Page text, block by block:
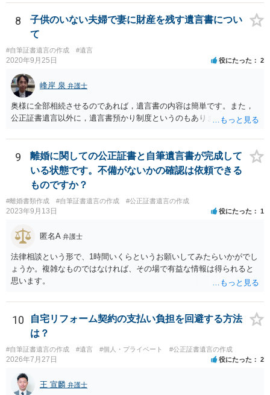
投資信託は他の相続人にというような分け方をするのか等について
は、相続人間で遺産分割協議により決める必要があります）。
8
子供のいない夫婦で妻に財産を残す遺言書につい
て
#自筆証書遺言の作成 #遺言
2020年9月25日 役にたった 2
峰岸 泉 弁護士
奥様に全部相続させるのであれば，遺言書の内容は簡単です。また，
公正証書遺言以外に，遺言書預かり制度というのもあります。
9
離婚に関しての公正証書と自筆遺言書が完成して
いる状態です。不備がないかの確認は依頼できる
ものですか？
#離婚書類作成 #自筆証書遺言の作成 #公正証書遺言の作成
2023年9月13日 役にたった 1
匿名A 弁護士
法律相談という形で、1時間いくらというお願いしてみたらいかがでし
ょうか。複雑なものではなければ、その場で有益な情報は得られると
思います。
10
自宅リフォーム契約の支払い負担を回避する方法
は？
#自筆証書遺言の作成 #遺言 #個人・プライベート #公正証書遺言の作成
2026年7月27日 役にたった 2
王 宣麟 弁護士